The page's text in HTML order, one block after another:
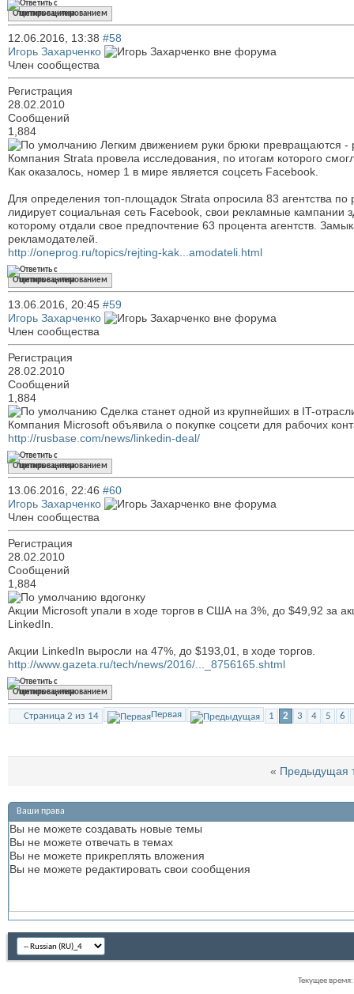
Ответить с цитированием
12.06.2016, 13:38 #58
Игорь Захарченко
Член сообщества
Регистрация
28.02.2010
Сообщений
1,884
Легким движением руки брюки превращаются -
Компания Strata провела исследования, по итогам которого
Как оказалось, номер 1 в мире является соцсеть Facebook.
Для определения топ-площадок Strata опросила 83 агентства
лидирует социальная сеть Facebook, свои рекламные кампании
которому отдали свое предпочтение 63 процента агентств.
рекламодателей.
http://oneprog.ru/topics/rejting-kak...amodateli.html
Ответить с цитированием
13.06.2016, 20:45 #59
Игорь Захарченко
Член сообщества
Регистрация
28.02.2010
Сообщений
1,884
Сделка станет одной из крупнейших в IT-
Компания Microsoft объявила о покупке соцсети для рабочих
http://rusbase.com/news/linkedin-deal/
Ответить с цитированием
13.06.2016, 22:46 #60
Игорь Захарченко
Член сообщества
Регистрация
28.02.2010
Сообщений
1,884
вдогонку
Акции Microsoft упали в ходе торгов в США на 3%, до $49,92 за
LinkedIn.
Акции LinkedIn выросли на 47%, до $193,01, в ходе торгов.
http://www.gazeta.ru/tech/news/2016/..._8756165.shtml
Ответить с цитированием
Страница 2 из 14 Первая 1 2 3 4 5 6
« Предыдущая
Ваши права
Вы не можете создавать новые темы
Вы не можете отвечать в темах
Вы не можете прикреплять вложения
Вы не можете редактировать свои сообщения
Текущее время: